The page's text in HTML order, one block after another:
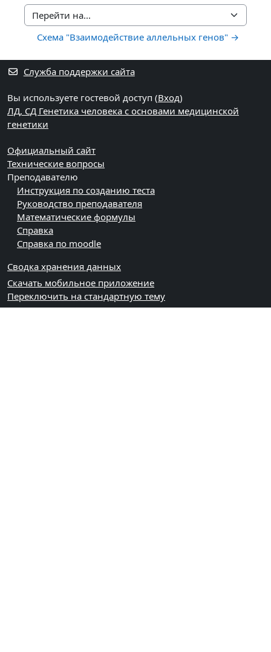
Перейти на...
Схема "Взаимодействие аллельных генов" →
Служба поддержки сайта
Вы используете гостевой доступ (Вход)
ЛД, СД Генетика человека с основами медицинской
генетики
Официальный сайт
Технические вопросы
Преподавателю
Инструкция по созданию теста
Руководство преподавателя
Математические формулы
Справка
Справка по moodle
Сводка хранения данных
Скачать мобильное приложение
Переключить на стандартную тему